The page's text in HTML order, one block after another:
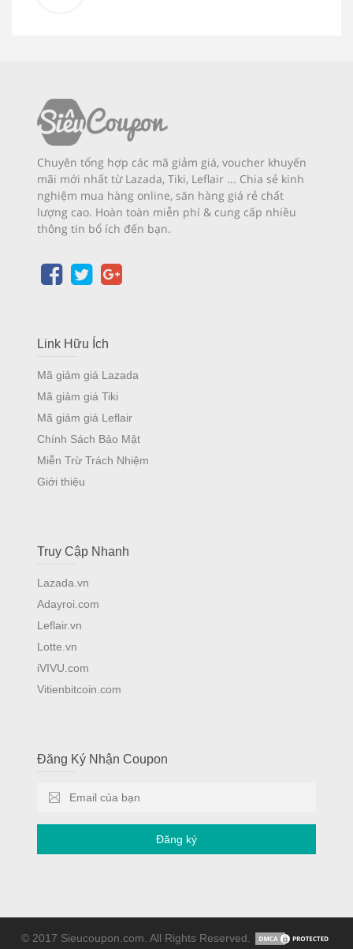
Chuyên tổng hợp các mã giảm giá, voucher khuyến
mãi mới nhất từ Lazada, Tiki, Leflair ... Chia sẻ kinh
nghiệm mua hàng online, săn hàng giá rẻ chất
lượng cao. Hoàn toàn miễn phí & cung cấp nhiều
thông tin bổ ích đến bạn.
Link Hữu Ích
Mã giảm giá Lazada
Mã giảm giá Tiki
Mã giảm giá Leflair
Chính Sách Bảo Mật
Miễn Trừ Trách Nhiệm
Giới thiệu
Truy Cập Nhanh
Lazada.vn
Adayroi.com
Leflair.vn
Lotte.vn
iVIVU.com
Vitienbitcoin.com
Đăng Ký Nhận Coupon
Đăng ký
© 2017 Sieucoupon.com. All Rights Reserved.